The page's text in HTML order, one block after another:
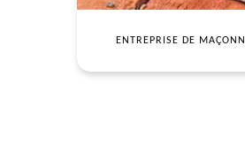
ENTREPRISE DE